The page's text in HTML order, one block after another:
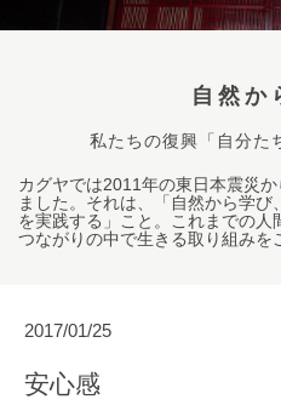
自然か
私たちの復興「自分た
カグヤでは2011年の東日本震災
ました。それは、「自然から学
を実践する」こと。これまでの
つながりの中で生きる取り組みを
2017/01/25
安心感